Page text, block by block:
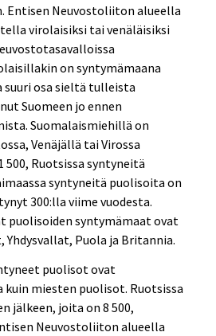
Entisen Neuvostoliiton alueella
virolaisiksi tai venäläisiksi
on syntymämaana
osa sieltä tulleista
Suomeen jo ennen
Suomalaismiehillä on
Venäjällä tai Virossa
Ruotsissa syntyneitä
syntyneitä puolisoita on
300:lla viime vuodesta.
puolisoiden syntymämaat ovat
Yhdysvallat, Puola ja Britannia.
puolisot ovat
miesten puolisot. Ruotsissa
jälkeen, joita on 8 500,
Neuvostoliiton alueella